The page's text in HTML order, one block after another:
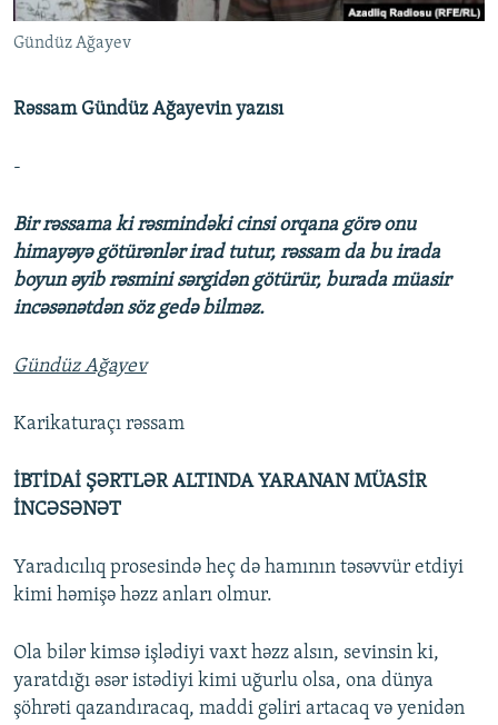
İZ - MƏDƏNIYYƏT PROQRAMI
MATERIALLARIMIZDAN ISTIFADƏ
AZADLIQRADIOSU MOBIL TELEFONUNUZDA
RFE/RL-in bütün saytları
Gündüz Ağayev
Rəssam Gündüz Ağayevin yazısı
-
Bir rəssama ki rəsmindəki cinsi orqana görə onu
himayəyə götürənlər irad tutur, rəssam da bu irada
boyun əyib rəsmini sərgidən götürür, burada müasir
incəsənətdən söz gedə bilməz.
Gündüz Ağayev
Karikaturaçı rəssam
İBTİDAİ ŞƏRTLƏR ALTINDA YARANAN MÜASİR
İNCƏSƏNƏT
Yaradıcılıq prosesində heç də hamının təsəvvür etdiyi
kimi həmişə həzz anları olmur.
Ola bilər kimsə işlədiyi vaxt həzz alsın, sevinsin ki,
yaratdığı əsər istədiyi kimi uğurlu olsa, ona dünya
şöhrəti qazandıracaq, maddi gəliri artacaq və yenidən